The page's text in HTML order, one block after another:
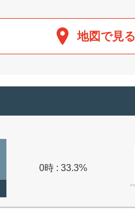
地図で見る
0時 : 33.3%